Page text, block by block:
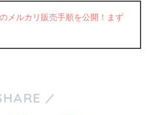
メルカリ販売手順を公開！まず